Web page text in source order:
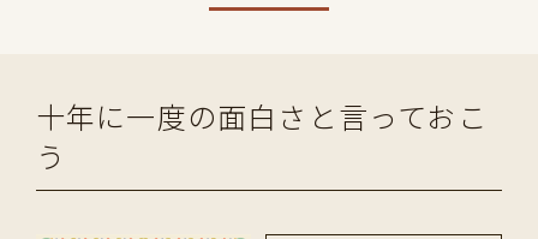
十年に一度の面白さと言っておこ
う